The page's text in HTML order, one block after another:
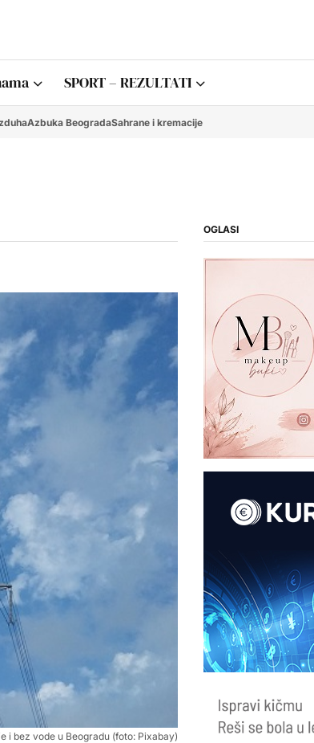
SPORT – REZULTATI
Azbuka BeogradaSahrane i kremacije
i bez vode u Beogradu (foto: Pixabay)
OGLASI